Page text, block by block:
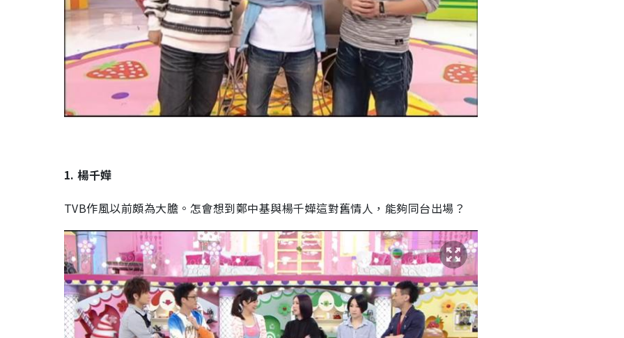
1. 楊千嬅
TVB作風以前頗為大膽。怎會想到鄭中基與楊千嬅這對舊情人，能夠同台出場？